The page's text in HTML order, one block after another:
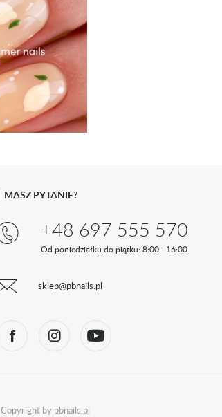
MASZ PYTANIE?
+48 697 555 570
Od poniedziałku do piątku: 8:00 - 16:00
sklep@pbnails.pl
Copyright by pbnails.pl